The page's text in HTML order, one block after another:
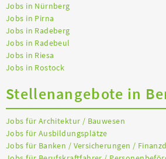
Jobs in Nürnberg
Jobs in Pirna
Jobs in Radeberg
Jobs in Radebeul
Jobs in Riesa
Jobs in Rostock
Stellenangebote in
Jobs für Architektur / Bauwesen
Jobs für Ausbildungsplätze
Jobs für Banken / Versicherungen /